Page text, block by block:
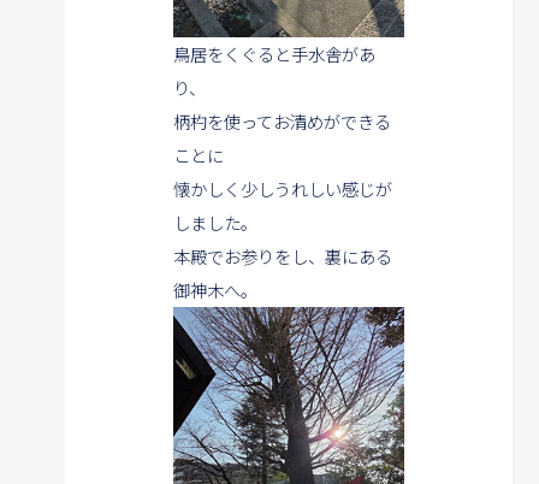
鳥居をくぐると手水舎があ
り、
柄杓を使ってお清めができる
ことに
懐かしく少しうれしい感じが
しました。
本殿でお参りをし、裏にある
御神木へ。